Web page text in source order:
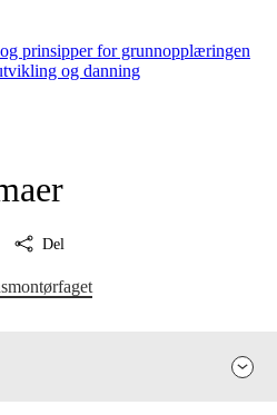
prinsipper for grunnopplæringen
og danning
Del